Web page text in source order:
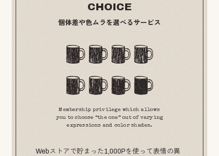
CHOICE
個体差や色ムラを選べるサービス
Membership privilege which allows
you to choose “the one” out of varying
expressions and color shades.
Webストアで貯まった1,000Pを使って表情の異